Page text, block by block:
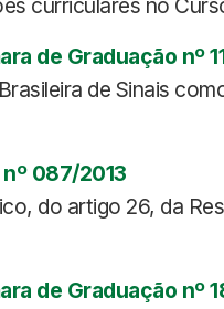
curriculares no
de Graduação nº
de Sinais
nº 087/2013
do artigo 26, da
de Graduação nº